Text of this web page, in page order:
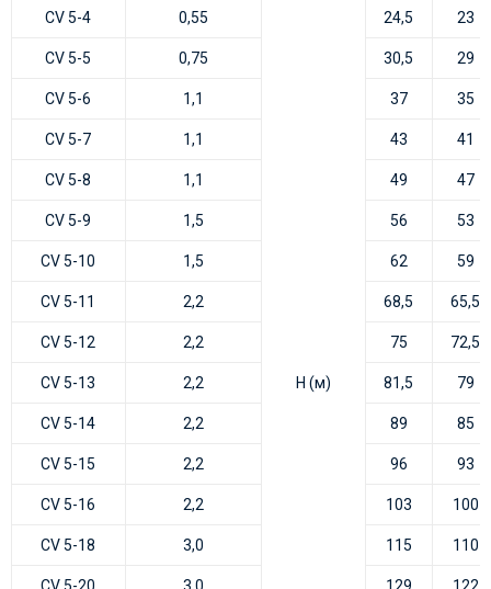
H (м)
CV 5-4 0,55 24,5 23
CV 5-5 0,75 30,5 29
CV 5-6 1,1 37 35
CV 5-7 1,1 43 41
CV 5-8 1,1 49 47
CV 5-9 1,5 56 53
CV 5-10 1,5 62 59
CV 5-11 2,2 68,5 65,5
CV 5-12 2,2 75 72,5
CV 5-13 2,2 81,5 79
CV 5-14 2,2 89 85
CV 5-15 2,2 96 93
CV 5-16 2,2 103 100
CV 5-18 3,0 115 110